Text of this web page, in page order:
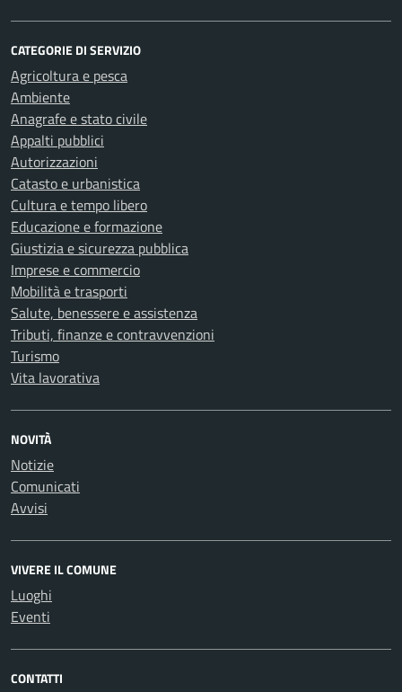
CATEGORIE DI SERVIZIO
Agricoltura e pesca
Ambiente
Anagrafe e stato civile
Appalti pubblici
Autorizzazioni
Catasto e urbanistica
Cultura e tempo libero
Educazione e formazione
Giustizia e sicurezza pubblica
Imprese e commercio
Mobilità e trasporti
Salute, benessere e assistenza
Tributi, finanze e contravvenzioni
Turismo
Vita lavorativa
NOVITÀ
Notizie
Comunicati
Avvisi
VIVERE IL COMUNE
Luoghi
Eventi
CONTATTI